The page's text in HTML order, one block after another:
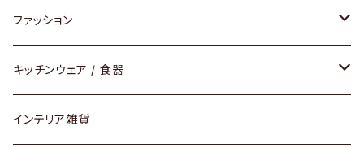
チェア / スツール
ダイニングセット / ダイニングテーブル
ローテーブル / サイドテーブル
ペンダントライト
テーブルランプ / デスクスタンド
フロアライト
ファッション
アクセサリー
リング
財布
キッチンウェア / 食器
グラス / タンブラー
インテリア雑貨